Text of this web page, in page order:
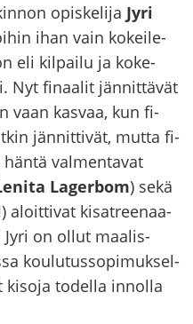
opis­ke­li­ja Jyri
ihan vain ko­kei­le­
eli kil­pai­lu ja ko­ke­
Nyt fi­naa­lit jän­nit­tä­vät
vaan kas­vaa, kun fi­
jän­nit­ti­vät, mutta fi­
val­men­ta­vat
La­ger­bom) sekä
) aloit­ti­vat ki­sat­ree­naa­
Jyri on ollut maa­lis­
kou­lu­tus­so­pi­muk­sel­
ki­so­ja to­del­la in­nol­la